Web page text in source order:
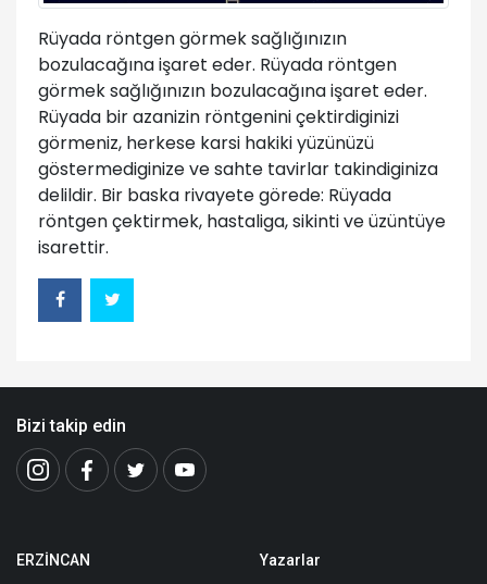
Rüyada röntgen görmek sağlığınızın
bozulacağına işaret eder. Rüyada röntgen
görmek sağlığınızın bozulacağına işaret eder.
Rüyada bir azanizin röntgenini çektirdiginizi
görmeniz, herkese karsi hakiki yüzünüzü
göstermediginize ve sahte tavirlar takindiginiza
delildir. Bir baska rivayete görede: Rüyada
röntgen çektirmek, hastaliga, sikinti ve üzüntüye
isarettir.
Bizi takip edin
ERZİNCAN
Yazarlar